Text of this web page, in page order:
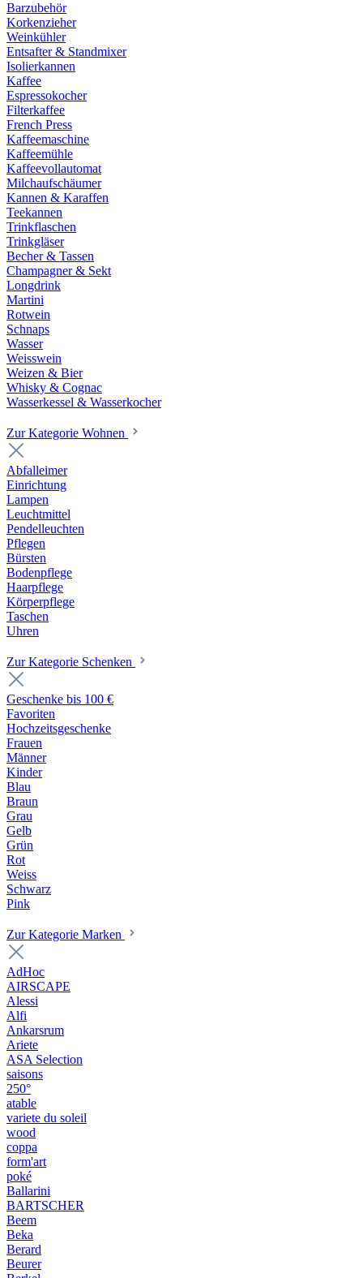
Barzubehör
Korkenzieher
Weinkühler
Entsafter & Standmixer
Isolierkannen
Kaffee
Espressokocher
Filterkaffee
French Press
Kaffeemaschine
Kaffeemühle
Kaffeevollautomat
Milchaufschäumer
Kannen & Karaffen
Teekannen
Trinkflaschen
Trinkgläser
Becher & Tassen
Champagner & Sekt
Longdrink
Martini
Rotwein
Schnaps
Wasser
Weisswein
Weizen & Bier
Whisky & Cognac
Wasserkessel & Wasserkocher
Zur Kategorie Wohnen
Abfalleimer
Einrichtung
Lampen
Leuchtmittel
Pendelleuchten
Pflegen
Bürsten
Bodenpflege
Haarpflege
Körperpflege
Taschen
Uhren
Zur Kategorie Schenken
Geschenke bis 100 €
Favoriten
Hochzeitsgeschenke
Frauen
Männer
Kinder
Blau
Braun
Grau
Gelb
Grün
Rot
Weiss
Schwarz
Pink
Zur Kategorie Marken
AdHoc
AIRSCAPE
Alessi
Alfi
Ankarsrum
Ariete
ASA Selection
saisons
250°
atable
variete du soleil
wood
coppa
form'art
poké
Ballarini
BARTSCHER
Beem
Beka
Berard
Beurer